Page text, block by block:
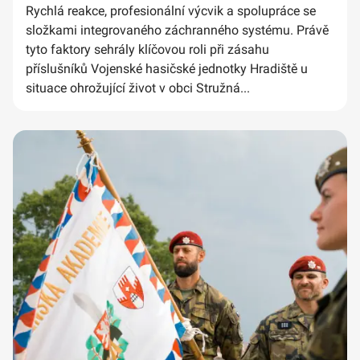
Rychlá reakce, profesionální výcvik a spolupráce se
složkami integrovaného záchranného systému. Právě
tyto faktory sehrály klíčovou roli při zásahu
příslušníků Vojenské hasičské jednotky Hradiště u
situace ohrožující život v obci Stružná...